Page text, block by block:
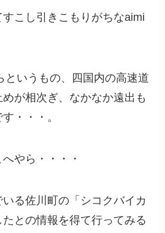
こし引きこもりがちなaimi
というもの、四国内の高速道
が相次ぎ、なかなか遠出も
・・・。
やら・・・・
る佐川町の「シコクバイカ
との情報を得て行ってみる